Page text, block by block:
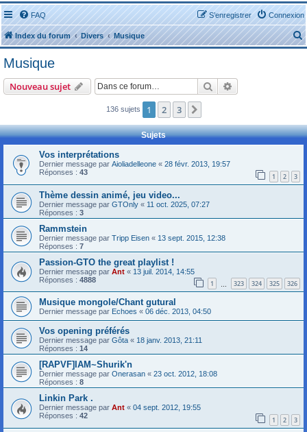
FAQ Connexion
S’enregistrer
Index du forum Divers Musique
e
c
Musique
Nouveau sujet Rechercher
136 sujets 1 2 3
Sujets
Vos interprétations
Dernier message par Aioliadelleone « 28 févr. 2013, 19:57
Réponses : 43 1 2 3
Thème dessin animé, jeu video...
Dernier message par GTOnly « 11 oct. 2025, 07:27
Réponses : 3
Rammstein
Dernier message par Tripp Eisen « 13 sept. 2015, 12:38
Réponses : 7
Passion-GTO the great playlist !
Dernier message par Ant « 13 juil. 2014, 14:55
Réponses : 4888 1 323 324 325 326
Musique mongole/Chant gutural
Dernier message par Echoes « 06 déc. 2013, 04:50
Vos opening préférés
Dernier message par Gôta « 18 janv. 2013, 21:11
Réponses : 14
[RAPVF]IAM~Shurik'n
Dernier message par Onerasan « 23 oct. 2012, 18:08
Réponses : 8
Linkin Park .
Dernier message par Ant « 04 sept. 2012, 19:55
Réponses : 42 1 2 3